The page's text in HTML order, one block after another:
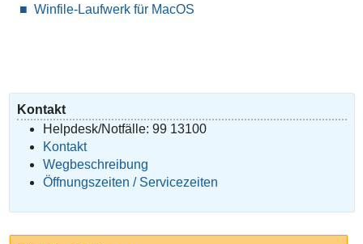
Winfile-Laufwerk für MacOS
Kontakt
Helpdesk/Notfälle: 99 13100
Kontakt
Wegbeschreibung
Öffnungszeiten / Servicezeiten